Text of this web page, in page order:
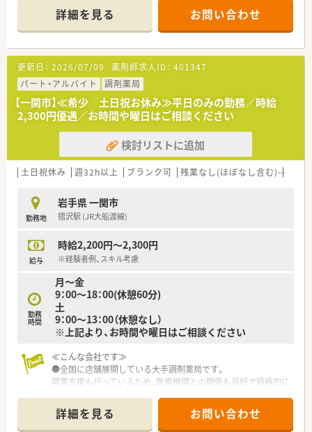
ュニケーションを大事にしています。
≪同社について≫
ご家族で経営されており、長年にわたり地域医療を支えてきまし
た。ご利用くださる患者様とのコミュニケーションを大事に、薬
剤師としてのやりがいも感じられる職場環境です。穏やかな女
性の代表で、お話もしやすいので、すぐに職場にも馴染みやすい
環境と感じます。
≪薬局の雰囲気≫
待合室も広く、清潔感のある店内です。従業員同士もしっかり連
携が取れており、どちらかというと穏やかな雰囲気の薬局です。
女性の割合が多い職場で、子育て世代の社員の方もいらっしゃ
り、長期的にみて働きやすい職場環境を重視している会社様で
詳細を見る お問い合わせ
更新日： 2026/07/09 薬剤師求人ID： 401347
パート・アルバイト
調剤薬局
【一関市】≪希少 土日祝お休み≫平日のみの勤務／時給
2,300円優遇／お時間や曜日はご相談ください
検討リストに追加
土日祝休み 週32h以上 ブランク可 残業なし(ほぼなし含む)
勤務地
岩手県 一関市
摺沢駅 (JR大船渡線)
給与
時給2,200円～2,300円
※経験者例、スキル考慮
勤務
時間
月～金
9：00～18：00(休憩60分)
土
9：00～13：00（休憩なし）
※上記より、お時間や曜日はご相談ください
≪こんな会社です≫
●全国に店舗展開している大手調剤薬局です。
開業支援も行っているため、医療機関との関係も良好で積極的に
●独自の研修システムを活用し効率的かつ効果的なスキルアッ
プを支援しています。
詳細を見る お問い合わせ